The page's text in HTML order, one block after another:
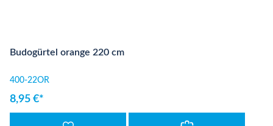
Budogürtel orange 220 cm
400-22OR
8,95 €*